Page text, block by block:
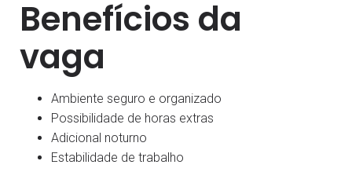
Benefícios da
vaga
Ambiente seguro e organizado
Possibilidade de horas extras
Adicional noturno
Estabilidade de trabalho